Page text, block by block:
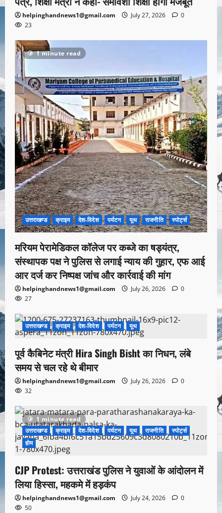
helpinghandnews1@gmail.com July 27, 2026
0
23
1 minute read
उत्तराखण्ड क्राइम देश-विदेश पर्यटन यूथ राजनीति स्पोर्ट्स
मरियम पेरामेडिकल कॉलेज पर कब्जे का षड्यंत्र,
संस्थापक पक्ष ने पुलिस से लगाई न्याय की गुहार, एफ आई
आर दर्ज कर निष्पक्ष जांच और कार्रवाई की मांग
helpinghandnews1@gmail.com July 26, 2026
0
27
1 minute read
उत्तराखण्ड क्राइम देश-विदेश पर्यटन यूथ
पूर्व कैबिनेट मंत्री Hira Singh Bisht का निधन, लंबे
समय से चल रहे थे बीमार
helpinghandnews1@gmail.com July 26, 2026
0
32
1 minute read
उत्तराखण्ड
क्राइम देश-विदेश पर्यटन यूथ राजनीति
स्पोर्ट्स
होम
CJP Protest: उत्तराखंड पुलिस ने युवाओं के आंदोलन में
लिया हिस्सा, महकमे में हड़कंप
helpinghandnews1@gmail.com July 24, 2026
0
50